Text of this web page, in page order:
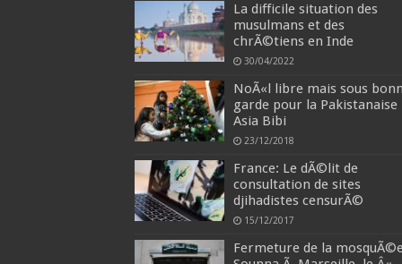
La difficile situation des
musulmans et des
chrÃ©tiens en Inde
30/04/2022
NoÃ«l libre mais sous
garde pour la Pakistanaise
Asia Bibi
23/12/2018
France: Le dÃ©lit de
consultation de sites
djihadistes censurÃ©
15/12/2017
Fermeture de la